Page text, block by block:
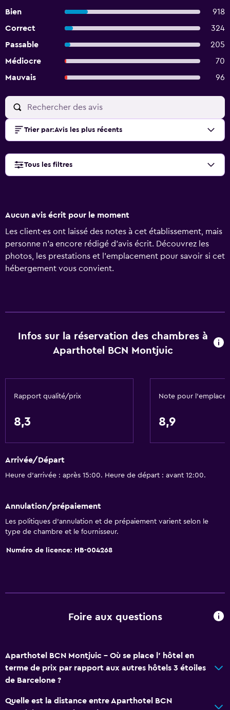
Bien
918
Correct
324
Passable
205
Médiocre
70
Mauvais
96
Trier par:Avis les plus récents
Tous les filtres
Aucun avis écrit pour le moment
Les client·es ont laissé des notes à cet établissement, mais
personne n’a encore rédigé d’avis écrit. Découvrez les
photos, les prestations et l’emplacement pour savoir si cet
hébergement vous convient.
Infos sur la réservation des chambres à
Aparthotel BCN Montjuic
Rapport qualité/prix
8,3
Note pour
8,9
Arrivée/Départ
Heure d’arrivée : après 15:00. Heure de départ : avant 12:00.
Annulation/prépaiement
Les politiques d’annulation et de prépaiement varient selon le
type de chambre et le fournisseur.
Numéro de licence: HB-004268
Foire aux questions
Aparthotel BCN Montjuic - Où se place l’ hôtel en
terme de prix par rapport aux autres hôtels 3 étoiles
de Barcelone ?
Quelle est la distance entre Aparthotel BCN